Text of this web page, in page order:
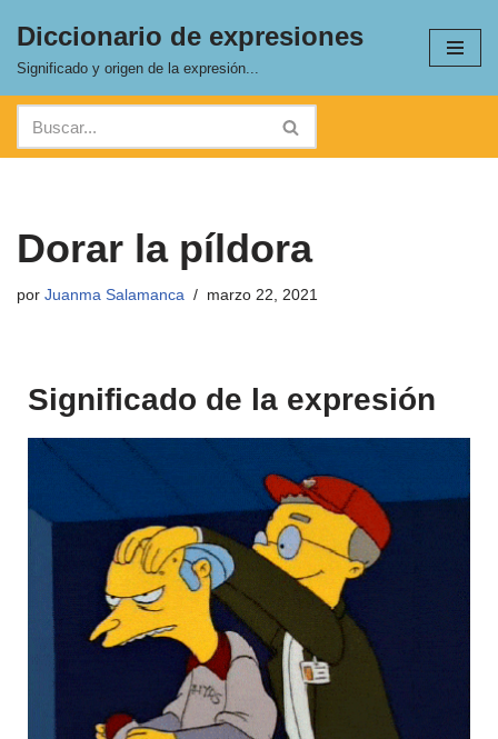
Saltar
contenido
Diccionario de expresiones
Significado y origen de la expresión...
Dorar la píldora
por Juanma Salamanca marzo 22, 2021
Significado de la expresión